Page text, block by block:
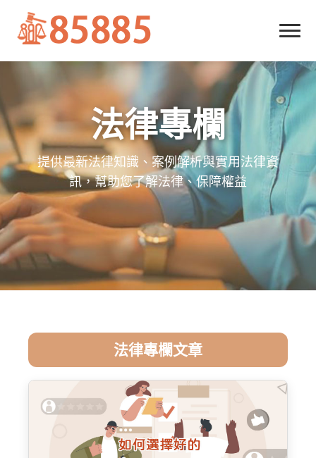
法律專欄
提供最新法律知識、案例解析與實用法律資
訊，幫助您了解法律、保障權益
法律專欄文章